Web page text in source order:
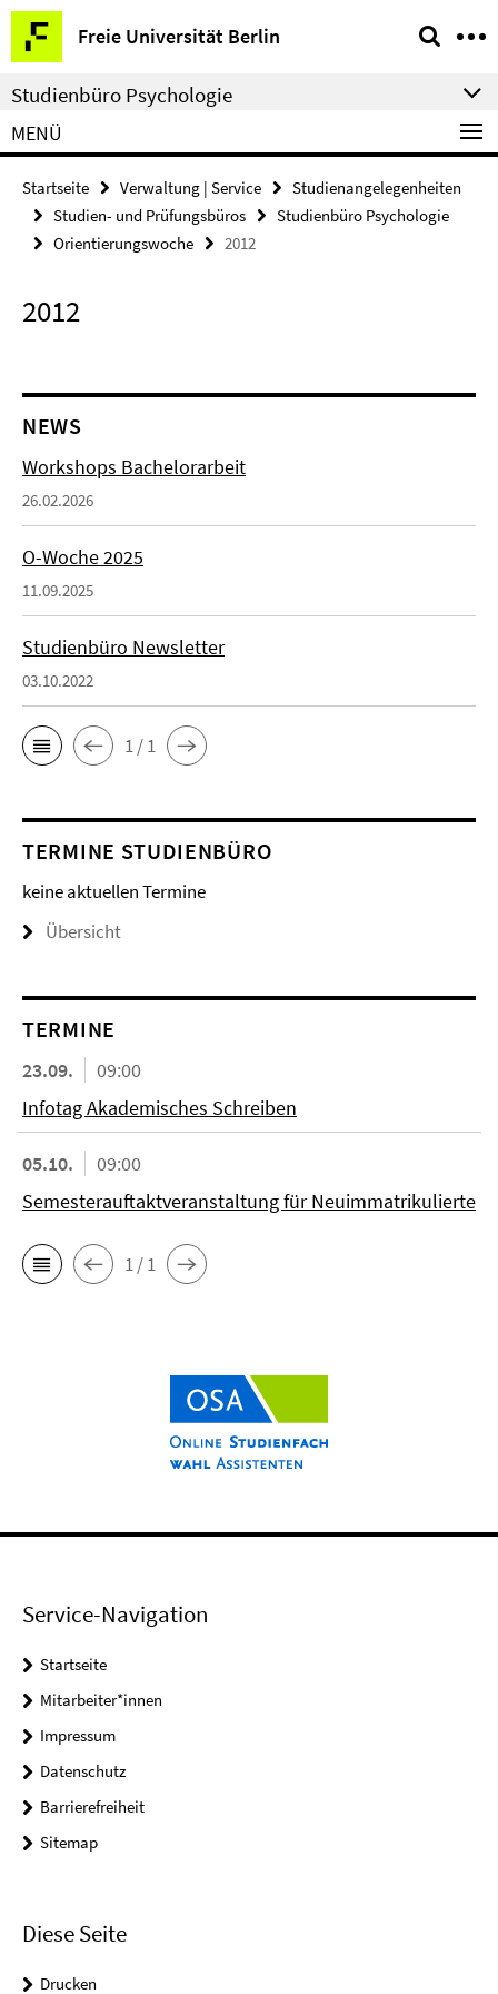
Springe
direkt
zu
Inhalt
Freie Universität Berlin
Service-
Navigation
Studienbüro Psychologie
MENÜ
Startseite Verwaltung | Service
Studienangelegenheiten
Studien- und Prüfungsbüros
Studienbüro Psychologie
Orientierungswoche
2012
2012
NEWS
Workshops Bachelorarbeit
26.02.2026
O-Woche 2025
11.09.2025
Studienbüro Newsletter
03.10.2022
1 / 1
TERMINE STUDIENBÜRO
keine aktuellen Termine
Übersicht
TERMINE
23.09.
09:00
Infotag Akademisches Schreiben
05.10.
09:00
Semesterauftaktveranstaltung für Neuimmatrikulierte
1 / 1
Service-Navigation
Startseite
Mitarbeiter*innen
Impressum
Datenschutz
Barrierefreiheit
Sitemap
Diese Seite
Drucken